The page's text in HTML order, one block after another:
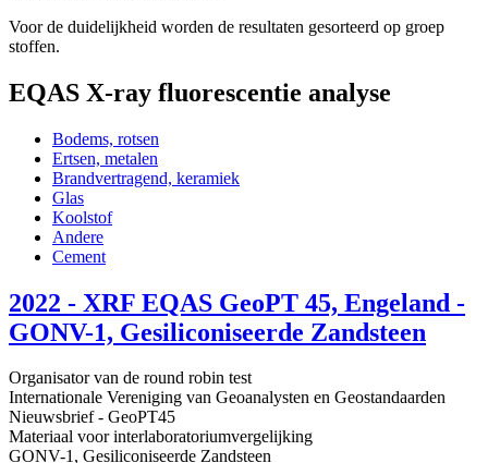
Voor de duidelijkheid worden de resultaten gesorteerd op groep
stoffen.
EQAS X-ray fluorescentie analyse
Bodems, rotsen
Ertsen, metalen
Brandvertragend, keramiek
Glas
Koolstof
Andere
Cement
2022 - XRF EQAS GeoPT 45, Engeland -
GONV-1, Gesiliconiseerde Zandsteen
Organisator van de round robin test
Internationale Vereniging van Geoanalysten en Geostandaarden
Nieuwsbrief - GeoPT45
Materiaal voor interlaboratoriumvergelijking
GONV-1, Gesiliconiseerde Zandsteen